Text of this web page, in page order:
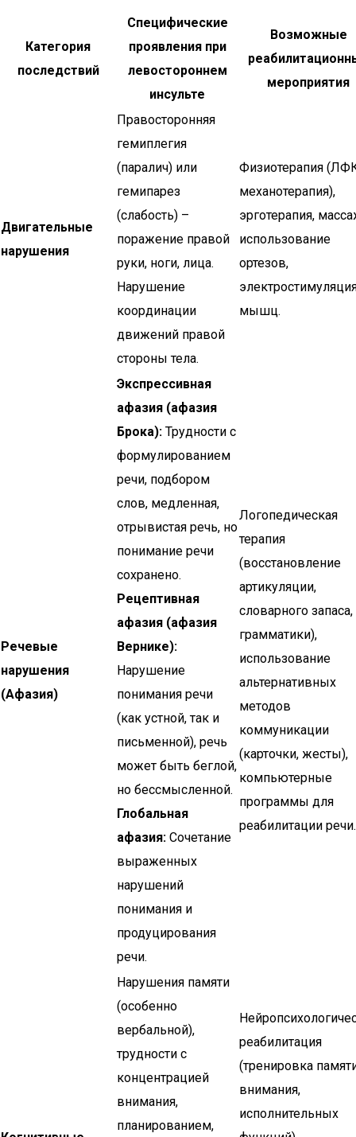
Категория
последствий
Специфические
проявления при
левостороннем
инсульте
Возможные
мероприятия
Двигательные
нарушения
Правосторонняя
гемиплегия
(паралич) или
гемипарез
(слабость) –
поражение правой
руки, ноги, лица.
Нарушение
координации
движений правой
стороны тела.
Физиотерапия
механотерапия),
эрготерапия,
использование
ортезов,
мышц.
Речевые
нарушения
(Афазия)
Экспрессивная
афазия (афазия
Брока): Трудности с
формулированием
речи, подбором
слов, медленная,
отрывистая речь, но
понимание речи
сохранено.
Рецептивная
афазия (афазия
Вернике):
Нарушение
понимания речи
(как устной, так и
письменной), речь
может быть беглой,
но бессмысленной.
Глобальная
афазия: Сочетание
выраженных
нарушений
понимания и
продуцирования
речи.
Логопедическая
терапия
(восстановление
артикуляции,
словарного запаса,
грамматики),
использование
альтернативных
методов
коммуникации
(карточки, жесты),
компьютерные
программы для
реабилитации речи.
Нарушения памяти
(особенно
вербальной),
трудности с
концентрацией
внимания,
планированием,
реабилитация
(тренировка
внимания,
исполнительных